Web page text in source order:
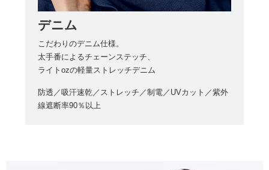
デニム
こだわりのデニム仕様。
太手番によるチェーンステッチ、
ライトozの軽量ストレッチデニム
防透／吸汗速乾／ストレッチ／制電／UVカット／紫外
線遮断率90％以上